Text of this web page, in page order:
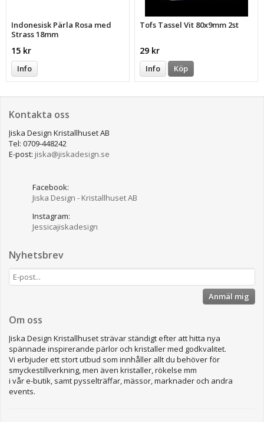
Indonesisk Pärla Rosa med
Strass 18mm
15 kr
Info
Tofs Tassel Vit 80x9mm 2st
29 kr
Info Köp
Kontakta oss
Jiska Design Kristallhuset AB
Tel: 0709-448242
E-post: jiska@jiskadesign.se
Facebook:
Jiska Design - Kristallhuset AB
Instagram:
Jessicajiskadesign
Nyhetsbrev
Anmäl mig
Om oss
Jiska Design Kristallhuset strävar ständigt efter att hitta nya
spännade inspirerande pärlor och kristaller med godkvalitet.
Vi erbjuder ett stort utbud som innhåller allt du behöver för
smyckestillverkning, men även kristaller, rökelse mm
i vår e-butik, samt pysselträffar, mässor, marknader och andra
events.